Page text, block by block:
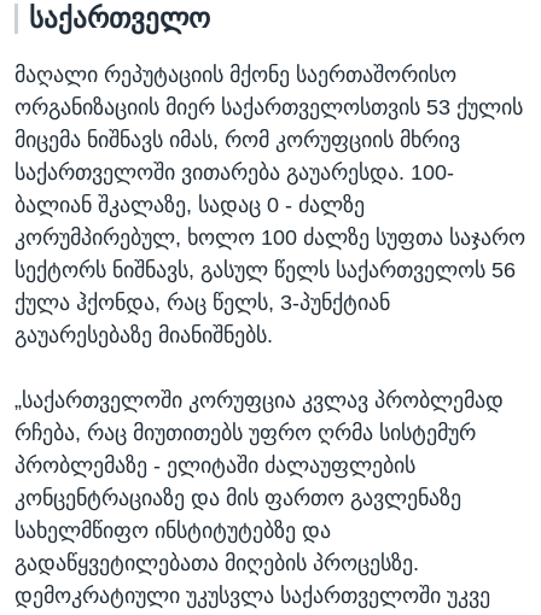
საქართველო
მაღალი რეპუტაციის მქონე საერთაშორისო
ორგანიზაციის მიერ საქართველოსთვის 53 ქულის
მიცემა ნიშნავს იმას, რომ კორუფციის მხრივ
საქართველოში ვითარება გაუარესდა. 100-
ბალიან შკალაზე, სადაც 0 - ძალზე
კორუმპირებულ, ხოლო 100 ძალზე სუფთა საჯარო
სექტორს ნიშნავს, გასულ წელს საქართველოს 56
ქულა ჰქონდა, რაც წელს, 3-პუნქტიან
გაუარესებაზე მიანიშნებს.
„საქართველოში კორუფცია კვლავ პრობლემად
რჩება, რაც მიუთითებს უფრო ღრმა სისტემურ
პრობლემაზე - ელიტაში ძალაუფლების
კონცენტრაციაზე და მის ფართო გავლენაზე
სახელმწიფო ინსტიტუტებზე და
გადაწყვეტილებათა მიღების პროცესზე.
დემოკრატიული უკუსვლა საქართველოში უკვე